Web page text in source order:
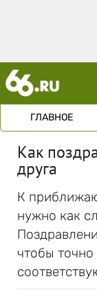
ГЛАВНОЕ
Как
друга
К
нужно как
чтобы